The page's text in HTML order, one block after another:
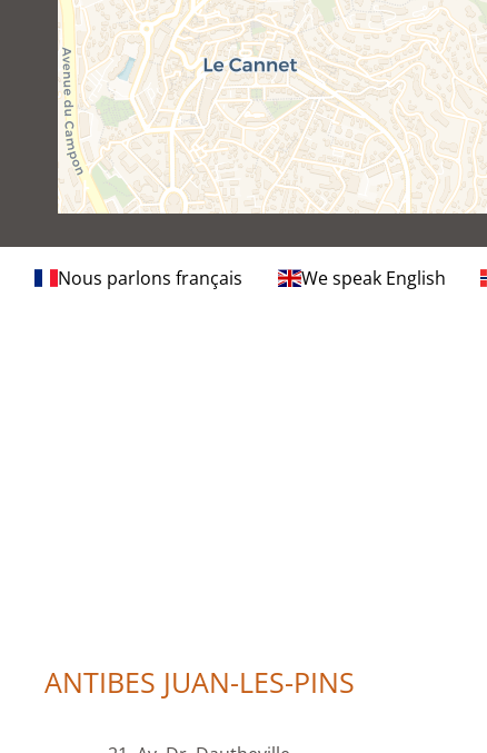
Nous parlons français We speak English
ANTIBES JUAN-LES-PINS